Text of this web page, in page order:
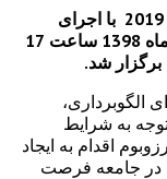
افتتاحیه رسمی رویداد هفته جهانی کارآفرینی 2019 با اجرای
یکشنبه 26 آبان ماه 1398 ساعت 17
برگزار شد.
الگوبرداری،
توجه به شرایط
اقدام به ایجاد
در جامعه فرصت